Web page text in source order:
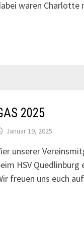
waren
2025
Januar 19, 2025
unserer
HSV
freuen uns euch